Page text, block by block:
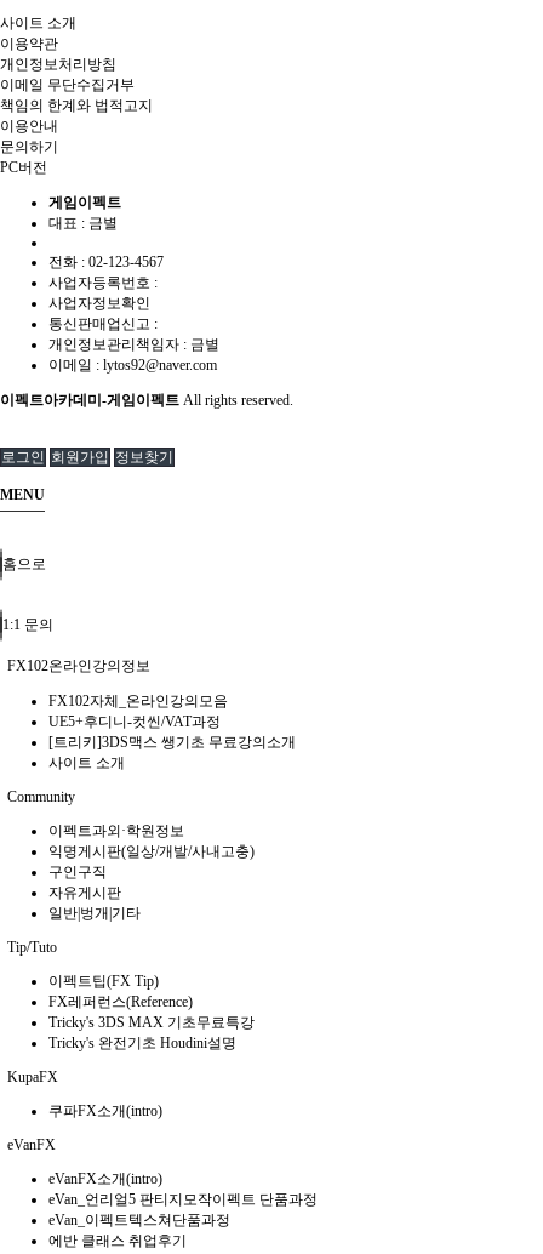
사이트 소개
이용약관
개인정보처리방침
이메일 무단수집거부
책임의 한계와 법적고지
이용안내
문의하기
PC버전
게임이펙트
대표 : 금별
전화 : 02-123-4567
사업자등록번호 :
사업자정보확인
통신판매업신고 :
개인정보관리책임자 : 금별
이메일 : lytos92@naver.com
이펙트아카데미-게임이펙트 All rights reserved.
로그인 회원가입 정보찾기
MENU
홈으로
1:1 문의
FX102온라인강의정보
FX102자체_온라인강의모음
UE5+후디니-컷씬/VAT과정
[트리키]3DS맥스 쌩기초 무료강의소개
사이트 소개
Community
이펙트과외·학원정보
익명게시판(일상/개발/사내고충)
구인구직
자유게시판
일반|벙개|기타
Tip/Tuto
이펙트팁(FX Tip)
FX레퍼런스(Reference)
Tricky's 3DS MAX 기초무료특강
Tricky's 완전기초 Houdini설명
KupaFX
쿠파FX소개(intro)
eVanFX
eVanFX소개(intro)
eVan_언리얼5 판티지모작이펙트 단품과정
eVan_이펙트텍스쳐단품과정
에반 클래스 취업후기